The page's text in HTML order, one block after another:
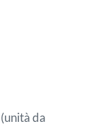
da